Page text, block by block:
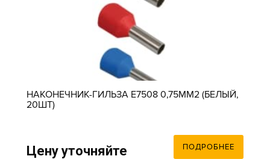
НАКОНЕЧНИК-ГИЛЬЗА Е7508 0,75ММ2 (БЕЛЫЙ,
20ШТ)
Цену уточняйте ПОДРОБНЕЕ